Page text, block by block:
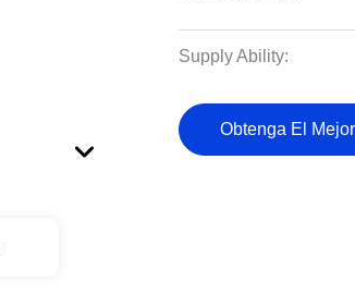
Supply Ability:
Obtenga El